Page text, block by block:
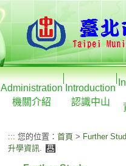
Administration
機關介紹
Introduction
認識中山
::: 您的位置： 首頁 > Further
升學資訊.